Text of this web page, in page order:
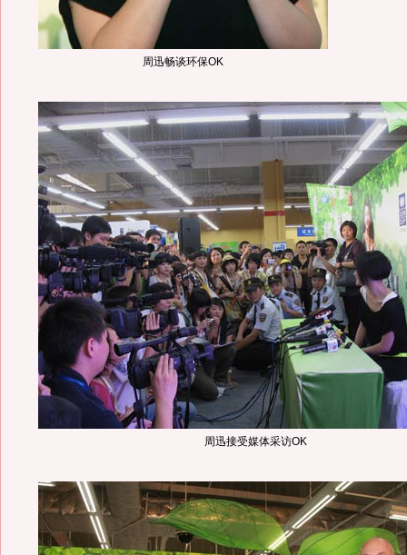
周迅畅谈环保OK
周迅接受媒体采访OK